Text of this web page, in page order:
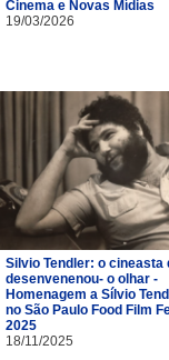
Cinema e Novas Mídias
19/03/2026
Silvio Tendler: o cineasta
desenvenenou- o olhar -
Homenagem a Sílvio
no São Paulo Food Film
2025
18/11/2025